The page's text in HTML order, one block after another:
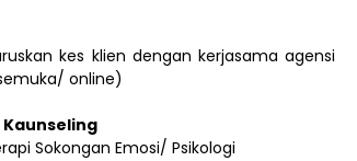
kes klien dengan kerjasama agensi
online)
Kaunseling
Sokongan Emosi/ Psikologi